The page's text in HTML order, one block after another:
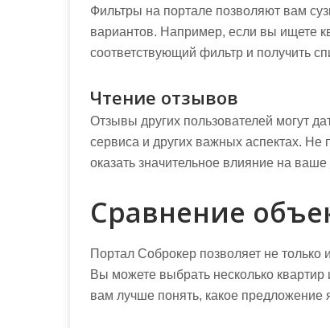
Фильтры на портале позволяют вам
вариантов. Например, если вы ищете
соответствующий фильтр и получить
Чтение отзывов
Отзывы других пользователей могут
сервиса и других важных аспектах. Не
оказать значительное влияние на
Сравнение
Портал Соброкер позволяет не только
Вы можете выбрать несколько
вам лучше понять, какое